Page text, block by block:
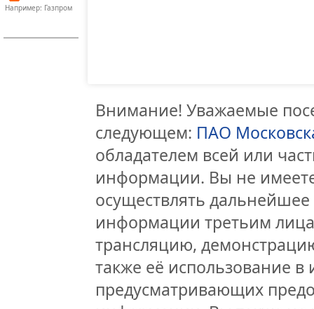
Например: Газпром
Внимание! Уважаемые
следующем: ПАО
обладателем всей или
информации. Вы не
осуществлять
информации третьим
трансляцию,
также её использование
предусматривающих